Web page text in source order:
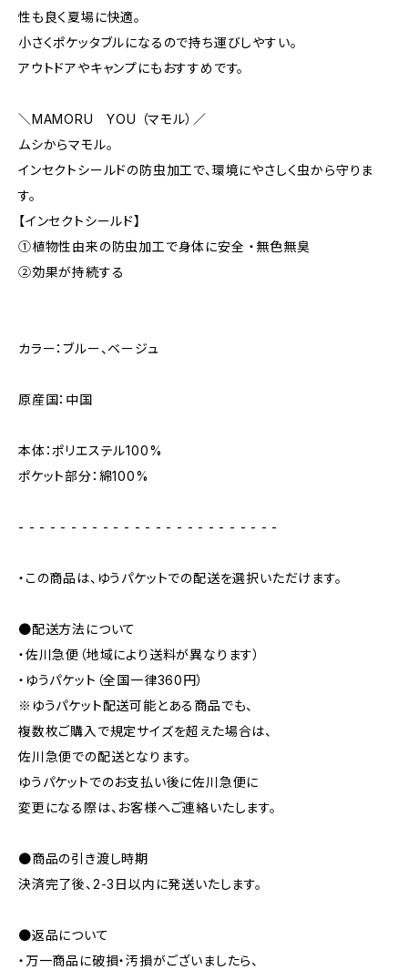
性も良く夏場に快適。
小さくポケッタブルになるので持ち運びしやすい。
アウトドアやキャンプにもおすすめです。
＼MAMORU YOU （マモル）／
ムシからマモル。
インセクトシールドの防虫加工で、環境にやさしく虫から守りま
す。
【インセクトシールド】
①植物性由来の防虫加工で身体に安全 ・無色無臭
②効果が持続する
カラー：ブルー、ベージュ
原産国：中国
本体：ポリエステル100%
ポケット部分：綿100%
- - - - - - - - - - - - - - - - - - - - - - - - -
・この商品は、ゆうパケットでの配送を選択いただけます。
●配送方法について
・佐川急便（地域により送料が異なります）
・ゆうパケット（全国一律360円）
※ゆうパケット配送可能とある商品でも、
複数枚ご購入で規定サイズを超えた場合は、
佐川急便での配送となります。
ゆうパケットでのお支払い後に佐川急便に
変更になる際は、お客様へご連絡いたします。
●商品の引き渡し時期
決済完了後、2-3日以内に発送いたします。
●返品について
・万一商品に破損・汚損がございましたら、